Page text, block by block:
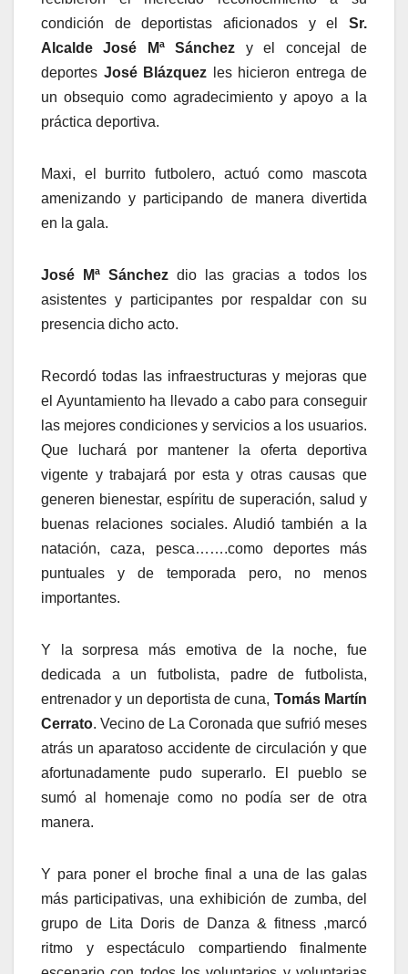
condición de deportistas aficionados y el Sr.
Alcalde José Mª Sánchez y el concejal de
deportes José Blázquez les hicieron entrega de
un obsequio como agradecimiento y apoyo a la
práctica deportiva.
Maxi, el burrito futbolero, actuó como mascota
amenizando y participando de manera divertida
en la gala.
José Mª Sánchez dio las gracias a todos los
asistentes y participantes por respaldar con su
presencia dicho acto.
Recordó todas las infraestructuras y mejoras que
el Ayuntamiento ha llevado a cabo para conseguir
las mejores condiciones y servicios a los usuarios.
Que luchará por mantener la oferta deportiva
vigente y trabajará por esta y otras causas que
generen bienestar, espíritu de superación, salud y
buenas relaciones sociales. Aludió también a la
natación, caza, pesca…….como deportes más
puntuales y de temporada pero, no menos
importantes.
Y la sorpresa más emotiva de la noche, fue
dedicada a un futbolista, padre de futbolista,
entrenador y un deportista de cuna, Tomás Martín
Cerrato. Vecino de La Coronada que sufrió meses
atrás un aparatoso accidente de circulación y que
afortunadamente pudo superarlo. El pueblo se
sumó al homenaje como no podía ser de otra
manera.
Y para poner el broche final a una de las galas
más participativas, una exhibición de zumba, del
grupo de Lita Doris de Danza & fitness ,marcó
ritmo y espectáculo compartiendo finalmente